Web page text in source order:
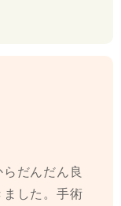
だんだん良
した。手術